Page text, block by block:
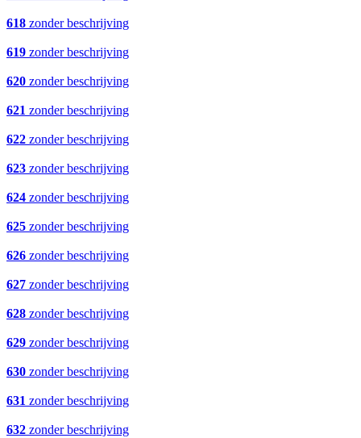
618 zonder beschrijving
619 zonder beschrijving
620 zonder beschrijving
621 zonder beschrijving
622 zonder beschrijving
623 zonder beschrijving
624 zonder beschrijving
625 zonder beschrijving
626 zonder beschrijving
627 zonder beschrijving
628 zonder beschrijving
629 zonder beschrijving
630 zonder beschrijving
631 zonder beschrijving
632 zonder beschrijving